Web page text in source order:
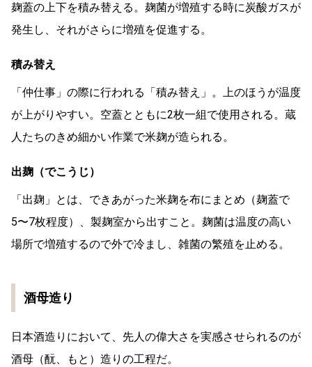
麹蓋の上下を積み替える。麹菌が増殖する時に炭酸ガスが
発生し、それがさらに増殖を促進する。
積み替え
「仲仕事」の際に行われる「積み替え」。上のほうが温度
が上がりやすい。空蓋とともに2枚一組で使用される。蔵
人たちのきめ細かい作業で米麹が造られる。
出麹（でこうじ）
「出麹」とは、できあがった米麹を布にまとめ（麹蓋で
5〜7枚程度）、製麹室から出すこと。麹菌は温度の高い
場所で増殖するので外で冷まし、雑菌の繁殖を止める。
酒母造り
日本酒造りにおいて、先人の偉大さを実感させられるのが
酒母（酛、もと）造りの工程だ。